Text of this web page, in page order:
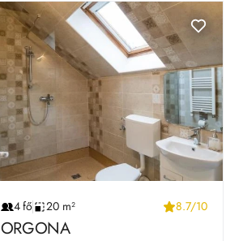
4 fő 20 m² 8.7/10
ORGONA